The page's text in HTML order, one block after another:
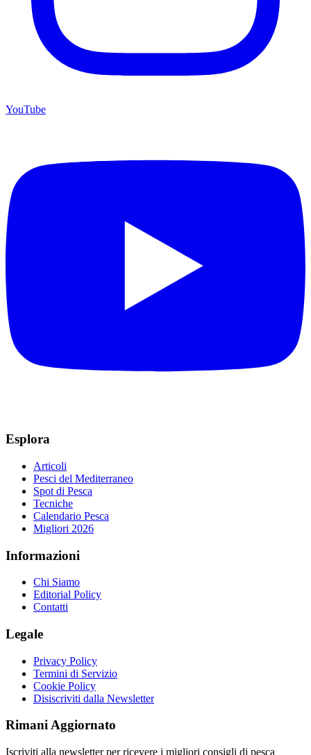
YouTube
Esplora
Articoli
Pesci del Mediterraneo
Spot di Pesca
Tecniche
Calendario Pesca
Migliori 2026
Informazioni
Chi Siamo
Editorial Policy
Contatti
Legale
Privacy Policy
Termini di Servizio
Cookie Policy
Disiscriviti dalla Newsletter
Rimani Aggiornato
Iscriviti alla newsletter per ricevere i migliori consigli di pesca